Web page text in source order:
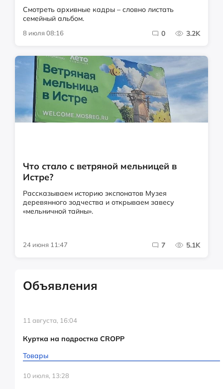
Смотреть архивные кадры – словно листать
семейный альбом.
8 июля 08:16 0 3.2K
Что стало с ветряной мельницей в
Истре?
Рассказываем историю экспонатов Музея
деревянного зодчества и открываем завесу
«мельничной тайны».
24 июня 11:47 7 5.1K
Объявления
11 августа, 16:04
Куртка на подростка CROPP
Товары
10 июля, 13:28